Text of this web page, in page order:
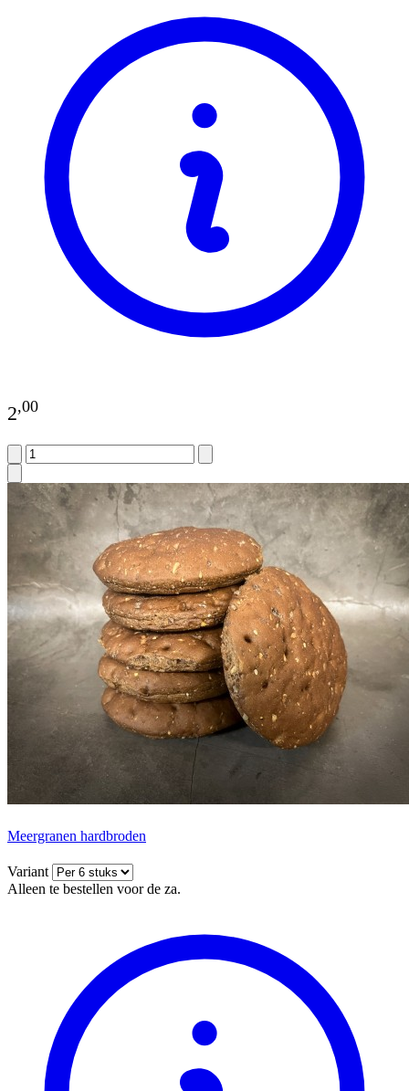
2,00
Meergranen hardbroden
Variant
Alleen te bestellen voor de za.